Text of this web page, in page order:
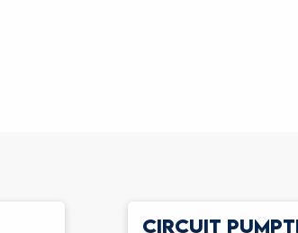
CIRCUIT